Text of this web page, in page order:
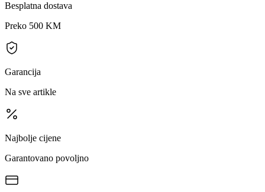
Besplatna dostava
Preko 500 KM
Garancija
Na sve artikle
Najbolje cijene
Garantovano povoljno